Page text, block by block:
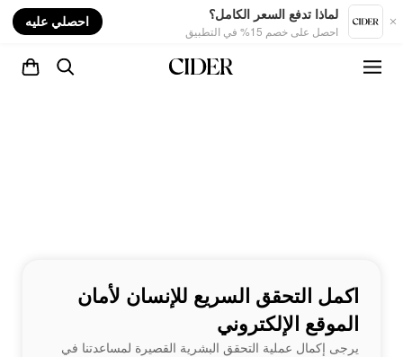
لماذا تدفع السعر الكامل؟
احصل على خصم 15% في التطبيق
احصلي عليه
اكمل التحقق السريع للإنسان لأمان
الموقع الإلكتروني
يرجى إكمال عملية التحقق البشرية القصيرة لمساعدتنا في